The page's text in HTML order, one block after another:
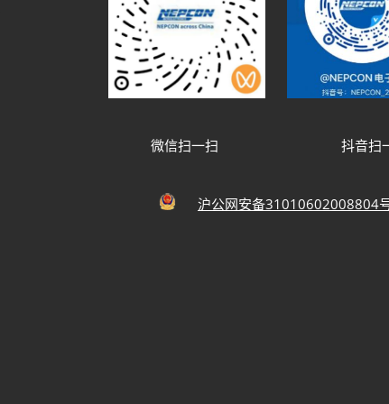
微信扫一扫 抖音
沪公网安备31010602008804